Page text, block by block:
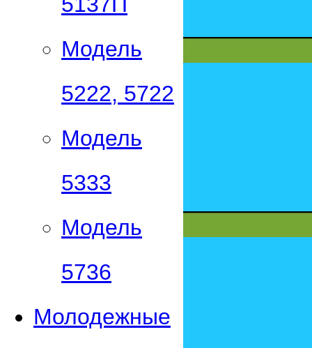
Модель
5222, 5722
Модель
5333
Модель
5736
Молодежные